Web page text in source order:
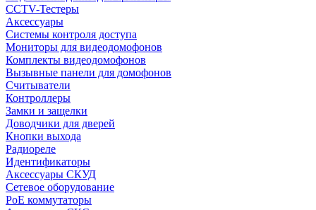
CCTV-Тестеры
Аксессуары
Системы контроля доступа
Мониторы для видеодомофонов
Комплекты видеодомофонов
Вызывные панели для домофонов
Считыватели
Контроллеры
Замки и защелки
Доводчики для дверей
Кнопки выхода
Радиореле
Идентификаторы
Аксессуары СКУД
Сетевое оборудование
PoE коммутаторы